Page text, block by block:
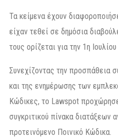
Τα κείμενα έχουν
είχαν τεθεί σε δημόσια
τους ορίζεται για την 1η
Συνεχίζοντας την προσπάθεια
και της ενημέρωσης των
Κώδικες, το Lawspot
συγκριτικού πίνακα διατάξεων
προτεινόμενο Ποινικό Κώδικα.